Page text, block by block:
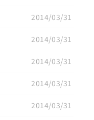
2014/03/31
2014/03/31
2014/03/31
2014/03/31
2014/03/31